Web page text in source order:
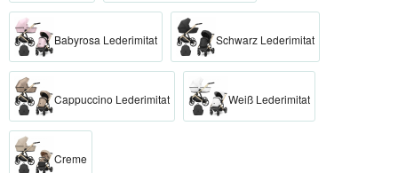
Babyrosa Lederimitat Schwarz Lederimitat
Cappuccino Lederimitat Weiß Lederimitat
Creme